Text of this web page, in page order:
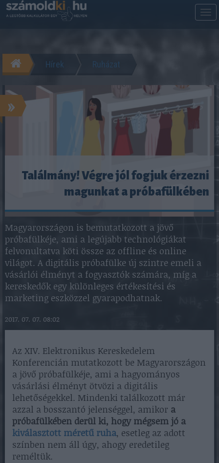
Hírek Ruházat
»
Találmány! Végre jól fogjuk érzezni
magunkat a próbafülkében
Magyarországon is bemutatkozott a jövő
próbafülkéje, ami a legújabb technológiákat
felvonultatva köti össze az offline és online
világot. A digitális próbafülke új szintre emeli a
vásárlói élményt a fogyasztók számára, míg a
kereskedők egy különleges értékesítési és
marketing eszközzel gyarapodhatnak.
2017. 07. 07. 08:02
Az XIV. Elektronikus Kereskedelem
Konferencián mutatkozott be Magyarországon
a jövő próbafülkéje, ami a hagyományos
vásárlási élményt ötvözi a digitális
lehetőségekkel. Mindenki találkozott már
azzal a bosszantó jelenséggel, amikor a
próbafülkében derül ki, hogy mégsem jó a
kiválasztott méretű ruha, esetleg az adott
színben nem áll úgy, ahogy eredetileg
reméltük.